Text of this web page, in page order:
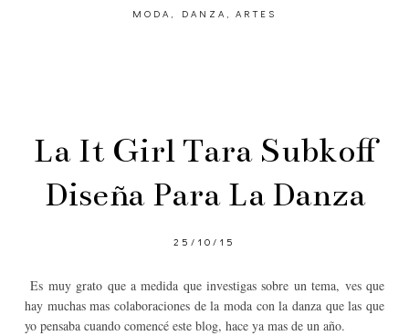
MODA, DANZA, ARTES
La It Girl Tara Subkoff
Diseña Para La Danza
25/10/15
Es muy grato que a medida que investigas sobre un tema, ves que
hay muchas mas colaboraciones de la moda con la danza que las que
yo pensaba cuando comencé este blog, hace ya mas de un año.